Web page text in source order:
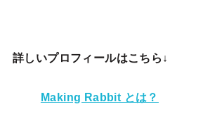
詳しいプロフィールはこちら↓
Making Rabbit とは？